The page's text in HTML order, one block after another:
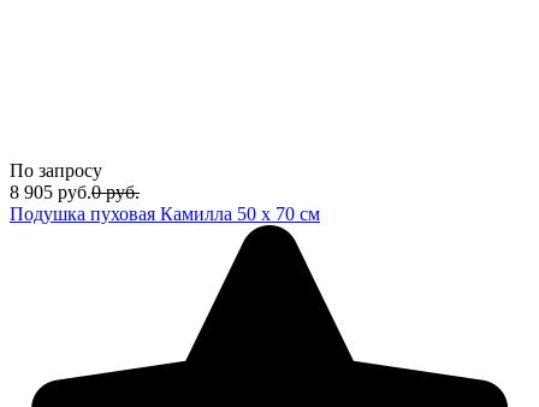
По запросу
8 905 руб.0 руб.
Подушка пуховая Камилла 50 х 70 см